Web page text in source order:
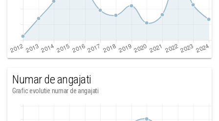
Numar de angajati
Grafic evolutie numar de angajati